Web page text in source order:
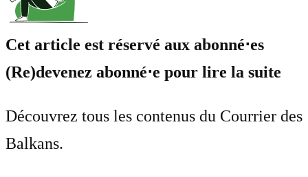
Cet article est réservé aux abonné⋅es
(Re)devenez abonné⋅e pour lire la suite
Découvrez tous les contenus du Courrier des
Balkans.